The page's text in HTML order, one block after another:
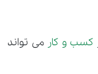
کسب و کار می تواند